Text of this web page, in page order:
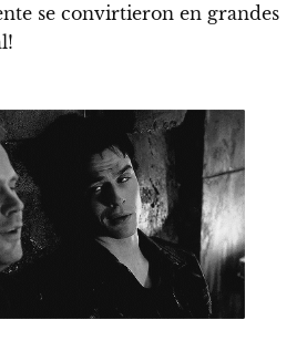
se convirtieron en grandes